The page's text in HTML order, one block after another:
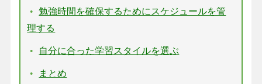
勉強時間を確保するためにスケジュールを管
理する
自分に合った学習スタイルを選ぶ
まとめ